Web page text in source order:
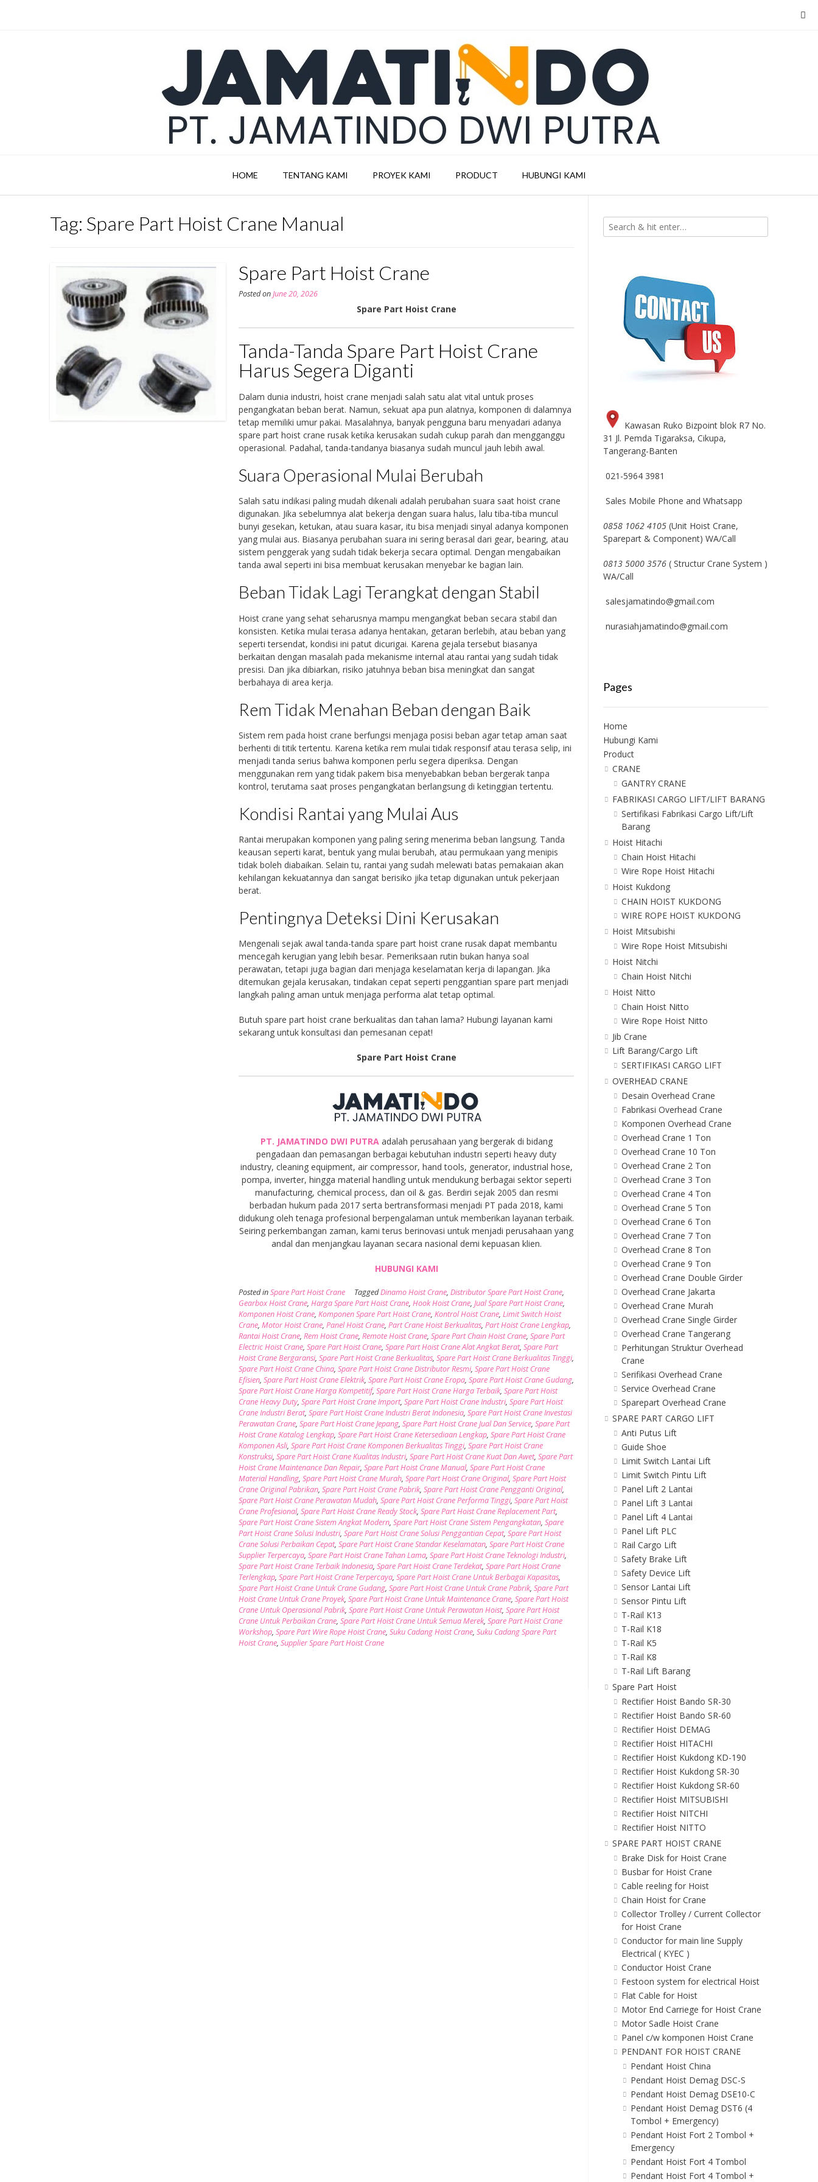
HOME TENTANG KAMI PROYEK KAMI PRODUCT HUBUNGI KAMI
Tag: Spare Part Hoist Crane Manual
Spare Part Hoist Crane
Posted onJune 20, 2026
Spare Part Hoist Crane
Tanda-Tanda Spare Part Hoist Crane
Harus Segera Diganti
Dalam dunia industri, hoist crane menjadi salah satu alat vital untuk proses
pengangkatan beban berat. Namun, sekuat apa pun alatnya, komponen di dalamnya
tetap memiliki umur pakai. Masalahnya, banyak pengguna baru menyadari adanya
spare part hoist crane rusak ketika kerusakan sudah cukup parah dan mengganggu
operasional. Padahal, tanda-tandanya biasanya sudah muncul jauh lebih awal.
Suara Operasional Mulai Berubah
Salah satu indikasi paling mudah dikenali adalah perubahan suara saat hoist crane
digunakan. Jika sebelumnya alat bekerja dengan suara halus, lalu tiba-tiba muncul
bunyi gesekan, ketukan, atau suara kasar, itu bisa menjadi sinyal adanya komponen
yang mulai aus. Biasanya perubahan suara ini sering berasal dari gear, bearing, atau
sistem penggerak yang sudah tidak bekerja secara optimal. Dengan mengabaikan
tanda awal seperti ini bisa membuat kerusakan menyebar ke bagian lain.
Beban Tidak Lagi Terangkat dengan Stabil
Hoist crane yang sehat seharusnya mampu mengangkat beban secara stabil dan
konsisten. Ketika mulai terasa adanya hentakan, getaran berlebih, atau beban yang
seperti tersendat, kondisi ini patut dicurigai. Karena gejala tersebut biasanya
berkaitan dengan masalah pada mekanisme internal atau rantai yang sudah tidak
presisi. Dan jika dibiarkan, risiko jatuhnya beban bisa meningkat dan sangat
berbahaya di area kerja.
Rem Tidak Menahan Beban dengan Baik
Sistem rem pada hoist crane berfungsi menjaga posisi beban agar tetap aman saat
berhenti di titik tertentu. Karena ketika rem mulai tidak responsif atau terasa selip, ini
menjadi tanda serius bahwa komponen perlu segera diperiksa. Dengan
menggunakan rem yang tidak pakem bisa menyebabkan beban bergerak tanpa
kontrol, terutama saat proses pengangkatan berlangsung di ketinggian tertentu.
Kondisi Rantai yang Mulai Aus
Rantai merupakan komponen yang paling sering menerima beban langsung. Tanda
keausan seperti karat, bentuk yang mulai berubah, atau permukaan yang menipis
tidak boleh diabaikan. Selain tu, rantai yang sudah melewati batas pemakaian akan
kehilangan kekuatannya dan sangat berisiko jika tetap digunakan untuk pekerjaan
berat.
Pentingnya Deteksi Dini Kerusakan
Mengenali sejak awal tanda-tanda spare part hoist crane rusak dapat membantu
mencegah kerugian yang lebih besar. Pemeriksaan rutin bukan hanya soal
perawatan, tetapi juga bagian dari menjaga keselamatan kerja di lapangan. Jika
ditemukan gejala kerusakan, tindakan cepat seperti penggantian spare part menjadi
langkah paling aman untuk menjaga performa alat tetap optimal.
Butuh spare part hoist crane berkualitas dan tahan lama? Hubungi layanan kami
sekarang untuk konsultasi dan pemesanan cepat!
Spare Part Hoist Crane
PT. JAMATINDO DWI PUTRAadalah perusahaan yang bergerak di bidang
pengadaan dan pemasangan berbagai kebutuhan industri seperti heavy duty
industry, cleaning equipment, air compressor, hand tools, generator, industrial hose,
pompa, inverter, hingga material handling untuk mendukung berbagai sektor seperti
manufacturing, chemical process, dan oil & gas. Berdiri sejak 2005 dan resmi
berbadan hukum pada 2017 serta bertransformasi menjadi PT pada 2018, kami
didukung oleh tenaga profesional berpengalaman untuk memberikan layanan terbaik.
Seiring perkembangan zaman, kami terus berinovasi untuk menjadi perusahaan yang
andal dan menjangkau layanan secara nasional demi kepuasan klien.
HUBUNGI KAMI
Posted inSpare Part Hoist Crane TaggedDinamo Hoist Crane,Distributor Spare Part Hoist Crane,
Gearbox Hoist Crane,Harga Spare Part Hoist Crane,Hook Hoist Crane,Jual Spare Part Hoist Crane,
Komponen Hoist Crane,Komponen Spare Part Hoist Crane,Kontrol Hoist Crane,Limit Switch Hoist
Crane,Motor Hoist Crane,Panel Hoist Crane,Part Crane Hoist Berkualitas,Part Hoist Crane Lengkap,
Rantai Hoist Crane,Rem Hoist Crane,Remote Hoist Crane,Spare Part Chain Hoist Crane,Spare Part
Electric Hoist Crane,Spare Part Hoist Crane,Spare Part Hoist Crane Alat Angkat Berat,Spare Part
Hoist Crane Bergaransi,Spare Part Hoist Crane Berkualitas,Spare Part Hoist Crane Berkualitas Tinggi,
Spare Part Hoist Crane China,Spare Part Hoist Crane Distributor Resmi,Spare Part Hoist Crane
Efisien,Spare Part Hoist Crane Elektrik,Spare Part Hoist Crane Eropa,Spare Part Hoist Crane Gudang,
Spare Part Hoist Crane Harga Kompetitif,Spare Part Hoist Crane Harga Terbaik,Spare Part Hoist
Crane Heavy Duty,Spare Part Hoist Crane Import,Spare Part Hoist Crane Industri,Spare Part Hoist
Crane Industri Berat,Spare Part Hoist Crane Industri Berat Indonesia,Spare Part Hoist Crane Investasi
Perawatan Crane,Spare Part Hoist Crane Jepang,Spare Part Hoist Crane Jual Dan Service,Spare Part
Hoist Crane Katalog Lengkap,Spare Part Hoist Crane Ketersediaan Lengkap,Spare Part Hoist Crane
Komponen Asli,Spare Part Hoist Crane Komponen Berkualitas Tinggi,Spare Part Hoist Crane
Konstruksi,Spare Part Hoist Crane Kualitas Industri,Spare Part Hoist Crane Kuat Dan Awet,Spare Part
Hoist Crane Maintenance Dan Repair,Spare Part Hoist Crane Manual,Spare Part Hoist Crane
Material Handling,Spare Part Hoist Crane Murah,Spare Part Hoist Crane Original,Spare Part Hoist
Crane Original Pabrikan,Spare Part Hoist Crane Pabrik,Spare Part Hoist Crane Pengganti Original,
Spare Part Hoist Crane Perawatan Mudah,Spare Part Hoist Crane Performa Tinggi,Spare Part Hoist
Crane Profesional,Spare Part Hoist Crane Ready Stock,Spare Part Hoist Crane Replacement Part,
Spare Part Hoist Crane Sistem Angkat Modern,Spare Part Hoist Crane Sistem Pengangkatan,Spare
Part Hoist Crane Solusi Industri,Spare Part Hoist Crane Solusi Penggantian Cepat,Spare Part Hoist
Crane Solusi Perbaikan Cepat,Spare Part Hoist Crane Standar Keselamatan,Spare Part Hoist Crane
Supplier Terpercaya,Spare Part Hoist Crane Tahan Lama,Spare Part Hoist Crane Teknologi Industri,
Spare Part Hoist Crane Terbaik Indonesia,Spare Part Hoist Crane Terdekat,Spare Part Hoist Crane
Terlengkap,Spare Part Hoist Crane Terpercaya,Spare Part Hoist Crane Untuk Berbagai Kapasitas,
Spare Part Hoist Crane Untuk Crane Gudang,Spare Part Hoist Crane Untuk Crane Pabrik,Spare Part
Hoist Crane Untuk Crane Proyek,Spare Part Hoist Crane Untuk Maintenance Crane,Spare Part Hoist
Crane Untuk Operasional Pabrik,Spare Part Hoist Crane Untuk Perawatan Hoist,Spare Part Hoist
Crane Untuk Perbaikan Crane,Spare Part Hoist Crane Untuk Semua Merek,Spare Part Hoist Crane
Workshop,Spare Part Wire Rope Hoist Crane,Suku Cadang Hoist Crane,Suku Cadang Spare Part
Hoist Crane,Supplier Spare Part Hoist Crane
Kawasan Ruko Bizpoint blok R7 No.
31 Jl. Pemda Tigaraksa, Cikupa,
Tangerang-Banten
021-5964 3981
Sales Mobile Phone and Whatsapp
0858 1062 4105(Unit Hoist Crane,
Sparepart & Component) WA/Call
0813 5000 3576( Structur Crane System )
WA/Call
salesjamatindo@gmail.com
nurasiahjamatindo@gmail.com
Pages
Home
Hubungi Kami
Product
CRANE
GANTRY CRANE
FABRIKASI CARGO LIFT/LIFT BARANG
Sertifikasi Fabrikasi Cargo Lift/Lift
Barang
Hoist Hitachi
Chain Hoist Hitachi
Wire Rope Hoist Hitachi
Hoist Kukdong
CHAIN HOIST KUKDONG
WIRE ROPE HOIST KUKDONG
Hoist Mitsubishi
Wire Rope Hoist Mitsubishi
Hoist Nitchi
Chain Hoist Nitchi
Hoist Nitto
Chain Hoist Nitto
Wire Rope Hoist Nitto
Jib Crane
Lift Barang/Cargo Lift
SERTIFIKASI CARGO LIFT
OVERHEAD CRANE
Desain Overhead Crane
Fabrikasi Overhead Crane
Komponen Overhead Crane
Overhead Crane 1 Ton
Overhead Crane 10 Ton
Overhead Crane 2 Ton
Overhead Crane 3 Ton
Overhead Crane 4 Ton
Overhead Crane 5 Ton
Overhead Crane 6 Ton
Overhead Crane 7 Ton
Overhead Crane 8 Ton
Overhead Crane 9 Ton
Overhead Crane Double Girder
Overhead Crane Jakarta
Overhead Crane Murah
Overhead Crane Single Girder
Overhead Crane Tangerang
Perhitungan Struktur Overhead
Crane
Serifikasi Overhead Crane
Service Overhead Crane
Sparepart Overhead Crane
SPARE PART CARGO LIFT
Anti Putus Lift
Guide Shoe
Limit Switch Lantai Lift
Limit Switch Pintu Lift
Panel Lift 2 Lantai
Panel Lift 3 Lantai
Panel Lift 4 Lantai
Panel Lift PLC
Rail Cargo Lift
Safety Brake Lift
Safety Device Lift
Sensor Lantai Lift
Sensor Pintu Lift
T-Rail K13
T-Rail K18
T-Rail K5
T-Rail K8
T-Rail Lift Barang
Spare Part Hoist
Rectifier Hoist Bando SR-30
Rectifier Hoist Bando SR-60
Rectifier Hoist DEMAG
Rectifier Hoist HITACHI
Rectifier Hoist Kukdong KD-190
Rectifier Hoist Kukdong SR-30
Rectifier Hoist Kukdong SR-60
Rectifier Hoist MITSUBISHI
Rectifier Hoist NITCHI
Rectifier Hoist NITTO
SPARE PART HOIST CRANE
Brake Disk for Hoist Crane
Busbar for Hoist Crane
Cable reeling for Hoist
Chain Hoist for Crane
Collector Trolley / Current Collector
for Hoist Crane
Conductor for main line Supply
Electrical ( KYEC )
Conductor Hoist Crane
Festoon system for electrical Hoist
Flat Cable for Hoist
Motor End Carriege for Hoist Crane
Motor Sadle Hoist Crane
Panel c/w komponen Hoist Crane
PENDANT FOR HOIST CRANE
Pendant Hoist China
Pendant Hoist Demag DSC-S
Pendant Hoist Demag DSE10-C
Pendant Hoist Demag DST6 (4
Tombol + Emergency)
Pendant Hoist Fort 2 Tombol +
Emergency
Pendant Hoist Fort 4 Tombol
Pendant Hoist Fort 4 Tombol +